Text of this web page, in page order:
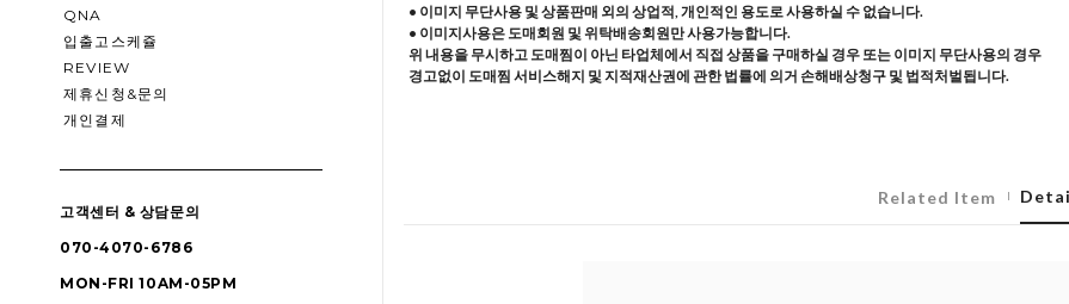
QNA
입출고스케쥴
REVIEW
제휴신청&문의
개인결제
고객센터 & 상담문의
070-4070-6786
MON-FRI 10AM-05PM
• 이미지 무단사용 및 상품판매 외의 상업적, 개인적인 용도로 사용하실 수 없습니다.
• 이미지사용은 도매회원 및 위탁배송회원만 사용가능합니다.
위 내용을 무시하고 도매찜이 아닌 타업체에서 직접 상품을 구매하실 경우 또는 이미지 무단사용의 경우
경고없이 도매찜 서비스해지 및 지적재산권에 관한 법률에 의거 손해배상청구 및 법적처벌됩니다.
Related Item